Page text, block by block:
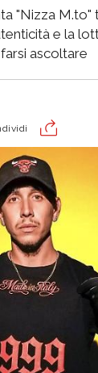
"Nizza M.to"
e la
ascoltare